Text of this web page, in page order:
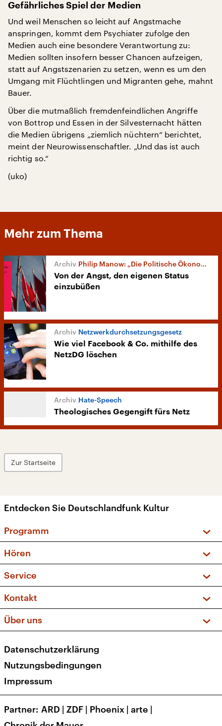
Gefährliches Spiel der Medien
Und weil Menschen so leicht auf Angstmache
anspringen, kommt dem Psychiater zufolge den
Medien auch eine besondere Verantwortung zu:
Medien sollten insofern besser Chancen aufzeigen,
statt auf Angstszenarien zu setzen, wenn es um den
Umgang mit Flüchtlingen und Migranten gehe, mahnt
Bauer.
Über die mutmaßlich fremdenfeindlichen Angriffe
von Bottrop und Essen in der Silvesternacht hätten
die Medien übrigens „ziemlich nüchtern“ berichtet,
meint der Neurowissenschaftler. „Und das ist auch
richtig so.“
(uko)
Mehr zum Thema
Philip Manow: „Die Politische Ökonomie des Populismus“
Von der Angst, den eigenen Status
einzubüßen
Netzwerkdurchsetzungsgesetz
Wie viel Facebook & Co. mithilfe des
NetzDG löschen
Hate-Speech
Theologisches Gegengift fürs Netz
Zur Startseite
Entdecken Sie Deutschlandfunk Kultur
Programm
Sendungen und Podcasts
Musikliste
Kakadu – Das Kinderprogramm
Hören
Frequenzen (UKW + DAB+)
Service
FAQ
Apps
Newsletter
Veranstaltungen
Kontakt
Social Media
Über uns
Presse
Karriere
Transparenz
Datenschutzerklärung
Nutzungsbedingungen
Impressum
Partner ARD | ZDF | Phoenix | arte |